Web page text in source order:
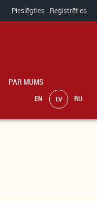
Pieslēgties Reģistrēties
PAR MUMS